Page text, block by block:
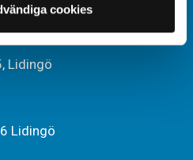
cookies
Lidingö
Lidingö